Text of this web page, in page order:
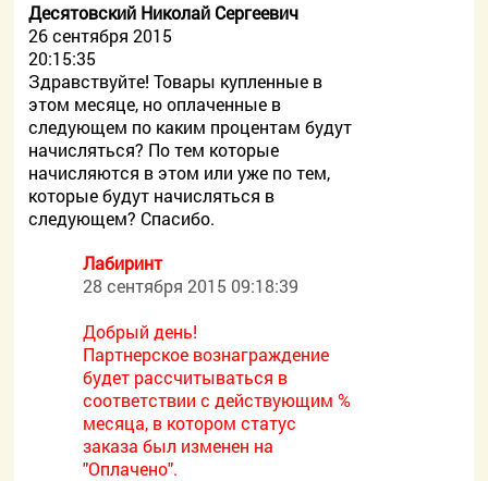
Десятовский Николай Сергеевич
26 сентября 2015
20:15:35
Здравствуйте! Товары купленные в
этом месяце, но оплаченные в
следующем по каким процентам будут
начисляться? По тем которые
начисляются в этом или уже по тем,
которые будут начисляться в
следующем? Спасибо.
Лабиринт
28 сентября 2015 09:18:39
Добрый день!
Партнерское вознаграждение
будет рассчитываться в
соответствии с действующим %
месяца, в котором статус
заказа был изменен на
"Оплачено".